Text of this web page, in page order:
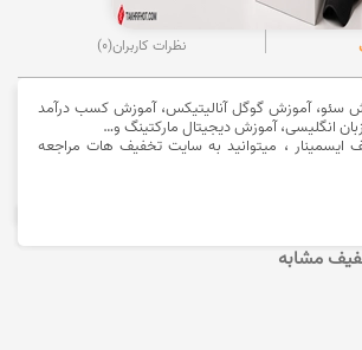
نظرات کاربران(0)
سئو، آموزش گوگل آنالیتیکس، آموزش کسب درآمد
انگلیسی، آموزش دیجیتال مارکتینگ و…
ایسمینار ، میتوانید به سایت تخفیف هات مراجعه
مشابه